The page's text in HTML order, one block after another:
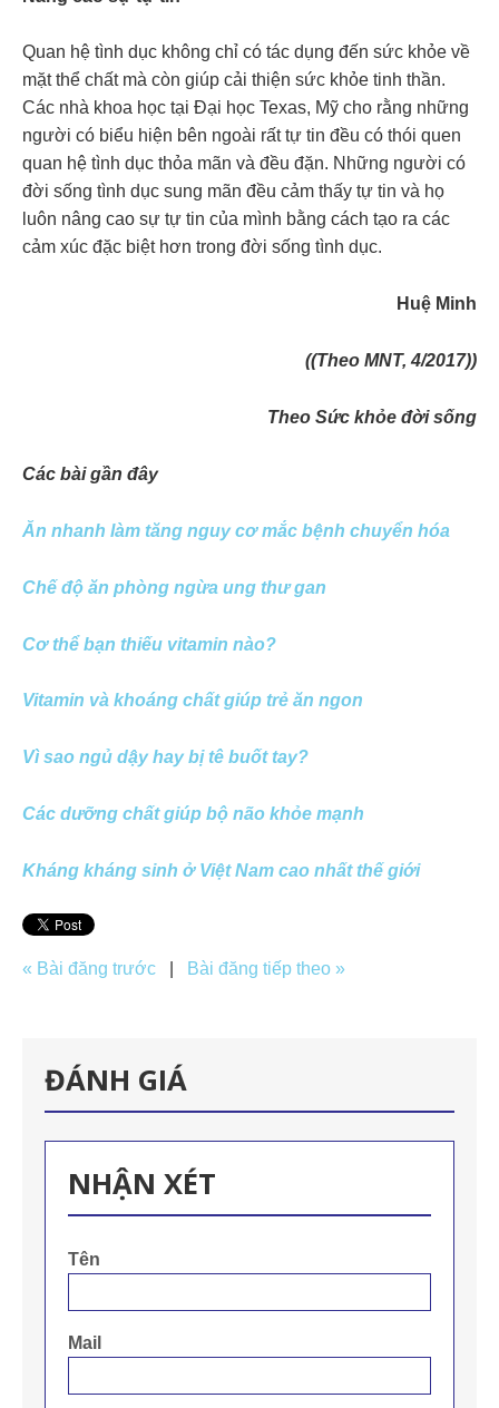
Quan hệ tình dục không chỉ có tác dụng đến sức khỏe về
mặt thể chất mà còn giúp cải thiện sức khỏe tinh thần.
Các nhà khoa học tại Đại học Texas, Mỹ cho rằng những
người có biểu hiện bên ngoài rất tự tin đều có thói quen
quan hệ tình dục thỏa mãn và đều đặn. Những người có
đời sống tình dục sung mãn đều cảm thấy tự tin và họ
luôn nâng cao sự tự tin của mình bằng cách tạo ra các
cảm xúc đặc biệt hơn trong đời sống tình dục.
Huệ Minh
((Theo MNT, 4/2017))
Theo Sức khỏe đời sống
Các bài gần đây
Ăn nhanh làm tăng nguy cơ mắc bệnh chuyển hóa
Chế độ ăn phòng ngừa ung thư gan
Cơ thể bạn thiếu vitamin nào?
Vitamin và khoáng chất giúp trẻ ăn ngon
Vì sao ngủ dậy hay bị tê buốt tay?
Các dưỡng chất giúp bộ não khỏe mạnh
Kháng kháng sinh ở Việt Nam cao nhất thế giới
« Bài đăng trước Bài đăng tiếp theo »
ĐÁNH GIÁ
NHẬN XÉT
Tên
Mail